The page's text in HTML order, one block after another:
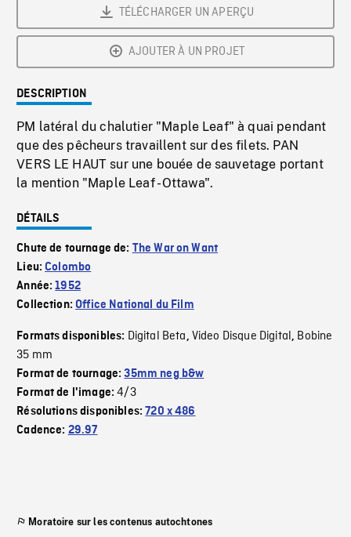
TÉLÉCHARGER UN APERÇU
AJOUTER À UN PROJET
DESCRIPTION
PM latéral du chalutier "Maple Leaf" à quai pendant
que des pêcheurs travaillent sur des filets. PAN
VERS LE HAUT sur une bouée de sauvetage portant
la mention "Maple Leaf - Ottawa".
DÉTAILS
Chute de tournage de: The War on Want
Lieu:Colombo
Année:1952
Collection:Office National du Film
Formats disponibles: Digital Beta, Video Disque Digital, Bobine
35 mm
Format de tournage:35mm neg b&w
Format de l'image:4/3
Résolutions disponibles:720 x 486
Cadence: 29.97
Moratoire sur les contenus autochtones